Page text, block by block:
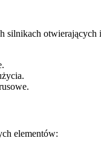
otwierających
elementów: